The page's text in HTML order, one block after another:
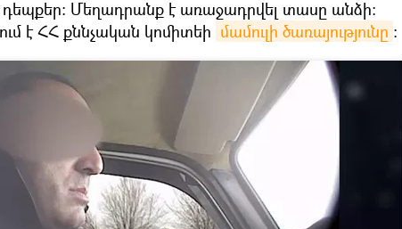
դեպքեր: Մեղադրանք է առաջադրվել տասը անձի:
է ՀՀ քննչական կոմիտեի մամուլի ծառայությունը ։